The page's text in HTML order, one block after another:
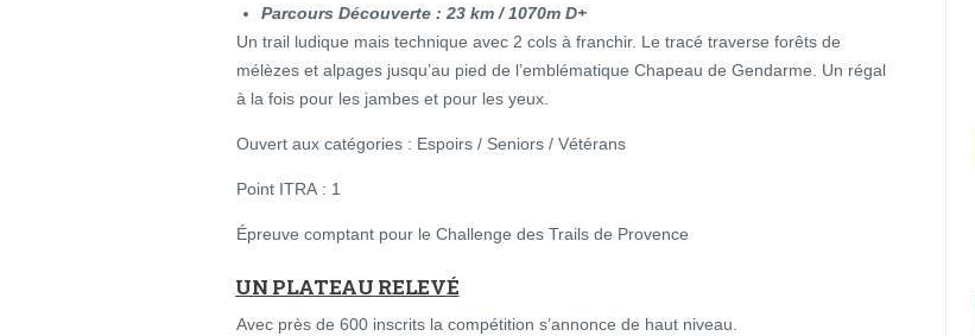
Parcours Découverte : 23 km / 1070m D+
Un trail ludique mais technique avec 2 cols à franchir. Le tracé traverse forêts de
mélèzes et alpages jusqu’au pied de l’emblématique Chapeau de Gendarme. Un régal
à la fois pour les jambes et pour les yeux.
Ouvert aux catégories : Espoirs / Seniors / Vétérans
Point ITRA : 1
Épreuve comptant pour le Challenge des Trails de Provence
UN PLATEAU RELEVÉ
Avec près de 600 inscrits la compétition s’annonce de haut niveau.